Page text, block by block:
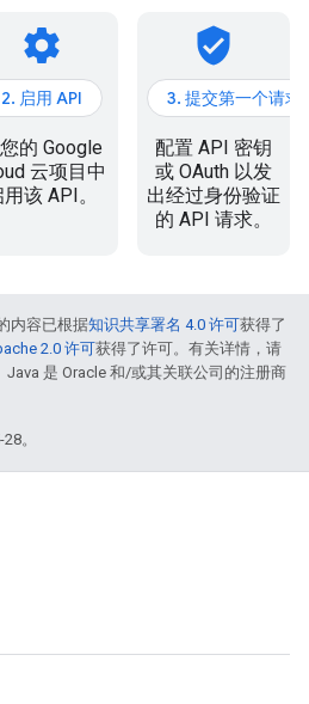
settings
2. 启用 API
的 Google
云项目中
用该 API。
verified_user
3. 提交第一个请求
配置 API 密钥
或 OAuth 以发
出经过身份验证
的 API 请求。
内容已根据知识共享署名 4.0 许可获得了
2.0 许可获得了许可。有关详情，请
Java 是 Oracle 和/或其关联公司的注册商
。